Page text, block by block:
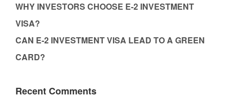
WHY INVESTORS CHOOSE E-2 INVESTMENT
VISA?
CAN E-2 INVESTMENT VISA LEAD TO A GREEN
CARD?
Recent Comments